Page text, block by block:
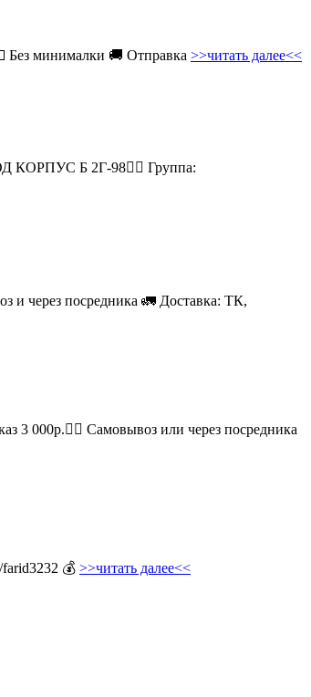
Без минималки 🚚 Отправка >>читать далее<<
КОРПУС Б 2Г-98👉🏻 Группа:
и через посредника 🚛 Доставка: ТК,
3 000р.🚶‍♀ Самовывоз или через посредника
farid3232 💰 >>читать далее<<